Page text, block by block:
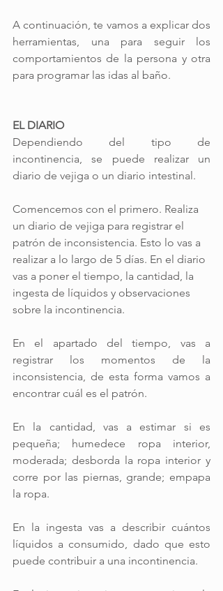
A continuación, te vamos a explicar dos
herramientas, una para seguir los
comportamientos de la persona y otra
para programar las idas al baño.
EL DIARIO
Dependiendo del tipo de
incontinencia, se puede realizar un
diario de vejiga o un diario intestinal.
Comencemos con el primero. Realiza
un diario de vejiga para registrar el
patrón de inconsistencia. Esto lo vas a
realizar a lo largo de 5 días. En el diario
vas a poner el tiempo, la cantidad, la
ingesta de líquidos y observaciones
sobre la incontinencia.
En el apartado del tiempo, vas a
registrar los momentos de la
inconsistencia, de esta forma vamos a
encontrar cuál es el patrón.
En la cantidad, vas a estimar si es
pequeña; humedece ropa interior,
moderada; desborda la ropa interior y
corre por las piernas, grande; empapa
la ropa.
En la ingesta vas a describir cuántos
líquidos a consumido, dado que esto
puede contribuir a una incontinencia.